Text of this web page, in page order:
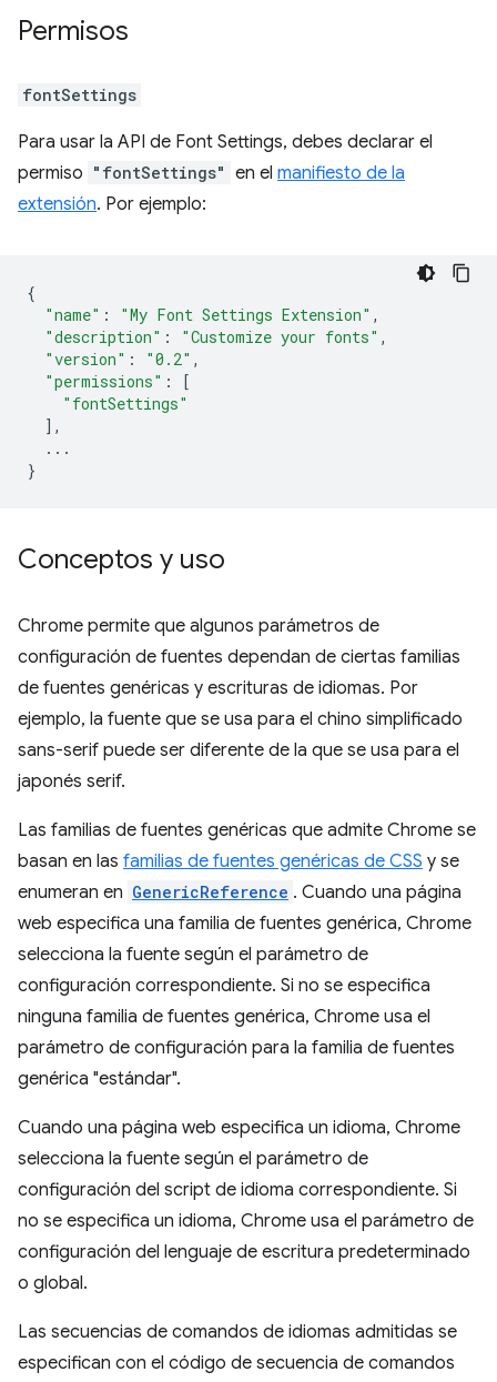
Permisos
fontSettings
Para usar la API de Font Settings, debes declarar el
permiso "fontSettings" en el manifiesto de la
extensión. Por ejemplo:
{
"name" : "My Font Settings Extension" ,
"description" : "Customize your fonts" ,
"version" : "0.2" ,
"permissions" :
[
"fontSettings"
],
...
}
Conceptos y uso
Chrome permite que algunos parámetros de
configuración de fuentes dependan de ciertas familias
de fuentes genéricas y escrituras de idiomas. Por
ejemplo, la fuente que se usa para el chino simplificado
sans-serif puede ser diferente de la que se usa para el
japonés serif.
Las familias de fuentes genéricas que admite Chrome se
basan en las familias de fuentes genéricas de CSS y se
enumeran en GenericReference . Cuando una página
web especifica una familia de fuentes genérica, Chrome
selecciona la fuente según el parámetro de
configuración correspondiente. Si no se especifica
ninguna familia de fuentes genérica, Chrome usa el
parámetro de configuración para la familia de fuentes
genérica "estándar".
Cuando una página web especifica un idioma, Chrome
selecciona la fuente según el parámetro de
configuración del script de idioma correspondiente. Si
no se especifica un idioma, Chrome usa el parámetro de
configuración del lenguaje de escritura predeterminado
o global.
Las secuencias de comandos de idiomas admitidas se
especifican con el código de secuencia de comandos